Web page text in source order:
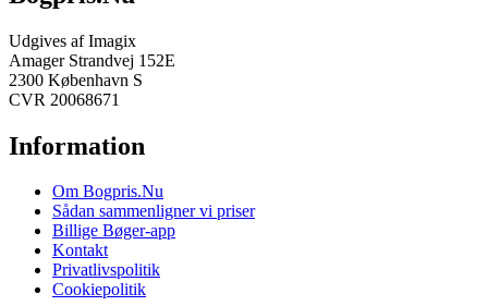
Udgives af Imagix
Amager Strandvej 152E
2300 København S
CVR 20068671
Information
Om Bogpris.Nu
Sådan sammenligner vi priser
Billige Bøger-app
Kontakt
Privatlivspolitik
Cookiepolitik